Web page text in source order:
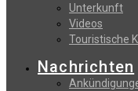
Unterkunft
Videos
Touristische
Nachrichten